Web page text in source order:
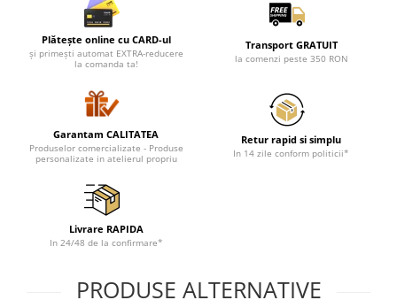
Lenjerii de pat pentru copii
Cadouri Cuplu
Fashion
Pijamale de dama
Pijamale de barbati
Halate si capoate
WINTER Collection
Halate si pijamale Family
Incaltaminte
Plătește online cu CARD-ul
și primești automat EXTRA-reducere
la comanda ta!
Transport GRATUIT
la comenzi peste 350 RON
Garantam CALITATEA
Produselor comercializate - Produse
personalizate in atelierul propriu
Retur rapid si simplu
In 14 zile conform politicii*
Livrare RAPIDA
In 24/48 de la confirmare*
PRODUSE ALTERNATIVE